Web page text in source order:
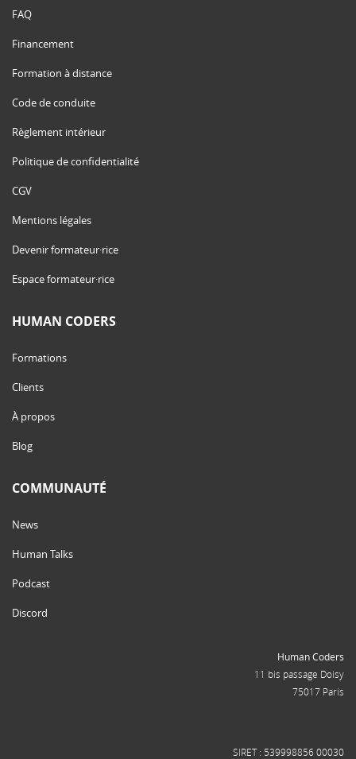
FAQ
Financement
Formation à distance
Code de conduite
Règlement intérieur
Politique de confidentialité
CGV
Mentions légales
Devenir formateur·rice
Espace formateur·rice
HUMAN CODERS
Formations
Clients
À propos
Blog
COMMUNAUTÉ
News
Human Talks
Podcast
Discord
Human Coders
11 bis passage Doisy
75017 Paris
SIRET : 539998856 00030